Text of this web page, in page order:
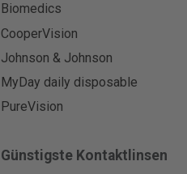
Biomedics
CooperVision
Johnson & Johnson
MyDay daily disposable
PureVision
Günstigste Kontaktlinsen